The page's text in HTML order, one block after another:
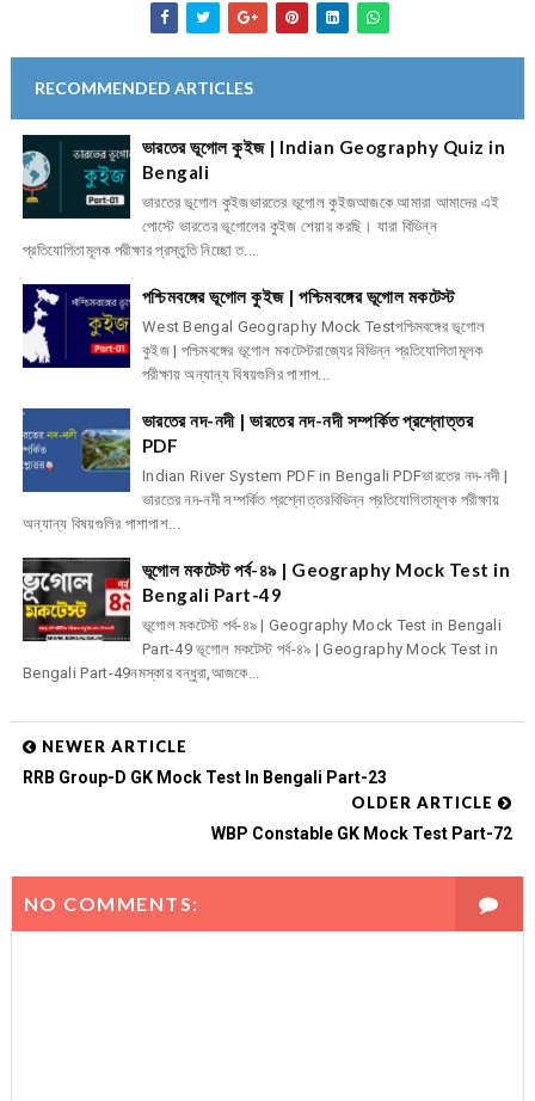
RECOMMENDED ARTICLES
ভারতের ভূগোল কুইজ | Indian Geography Quiz in
Bengali
ভারতের ভূগোল কুইজভারতের ভূগোল কুইজআজকে আমারা আমাদের এই
পোস্টে ভারতের ভূগোলের কুইজ শেয়ার করছি। যারা বিভিন্ন
প্রতিযোগিতামূলক পরীক্ষার প্রস্তুতি নিচ্ছো ত...
পশ্চিমবঙ্গের ভূগোল কুইজ | পশ্চিমবঙ্গের ভূগোল মকটেস্ট
West Bengal Geography Mock Testপশ্চিমবঙ্গের ভূগোল
কুইজ | পশ্চিমবঙ্গের ভূগোল মকটেস্টরাজ্যের বিভিন্ন প্রতিযোগিতামূলক
পরীক্ষায় অন্যান্য বিষয়গুলির পাশাপ...
ভারতের নদ-নদী | ভারতের নদ-নদী সম্পর্কিত প্রশ্নোত্তর
PDF
Indian River System PDF in Bengali PDFভারতের নদ-নদী |
ভারতের নদ-নদী সম্পর্কিত প্রশ্নোত্তরবিভিন্ন প্রতিযোগিতামূলক পরীক্ষায়
অন্যান্য বিষয়গুলির পাশাপাশ...
ভূগোল মকটেস্ট পর্ব-৪৯ | Geography Mock Test in
Bengali Part-49
ভূগোল মকটেস্ট পর্ব-৪৯ | Geography Mock Test in Bengali
Part-49 ভূগোল মকটেস্ট পর্ব-৪৯ | Geography Mock Test in
Bengali Part-49নমস্কার বন্ধুরা,আজকে...
NEWER ARTICLE
RRB Group-D GK Mock Test In Bengali Part-23
OLDER ARTICLE
WBP Constable GK Mock Test Part-72
NO COMMENTS: